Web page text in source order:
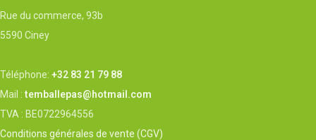
Rue du commerce, 93b
5590 Ciney
Téléphone: +32 83 21 79 88
Mail :temballepas@hotmail.com
TVA : BE0722964556
Conditions générales de vente (CGV)